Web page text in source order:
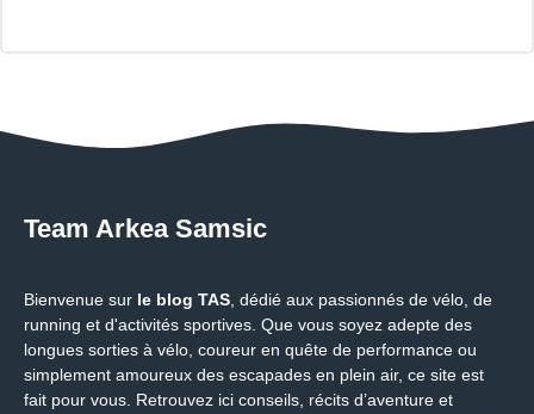
Team Arkea Samsic
Bienvenue sur le blog TAS, dédié aux passionnés de vélo, de
running et d'activités sportives. Que vous soyez adepte des
longues sorties à vélo, coureur en quête de performance ou
simplement amoureux des escapades en plein air, ce site est
fait pour vous. Retrouvez ici conseils, récits d’aventure et